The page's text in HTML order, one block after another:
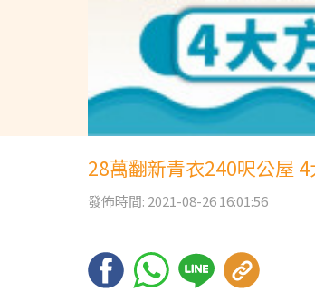
28萬翻新青衣240呎公屋
發佈時間: 2021-08-26 16:01:56